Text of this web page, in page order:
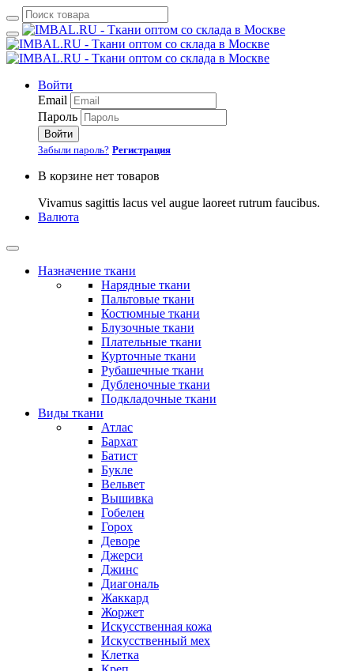
Войти
Email
Пароль
Войти
Забыли пароль? Регистрация
В корзине нет товаров
Vivamus sagittis lacus vel augue laoreet rutrum faucibus.
Валюта
Назначение ткани
Нарядные ткани
Пальтовые ткани
Костюмные ткани
Блузочные ткани
Плательные ткани
Курточные ткани
Рубашечные ткани
Дубленочные ткани
Подкладочные ткани
Виды ткани
Атлас
Бархат
Батист
Букле
Вельвет
Вышивка
Гобелен
Горох
Деворе
Джерси
Джинс
Диагональ
Жаккард
Жоржет
Искусственная кожа
Искусственный мех
Клетка